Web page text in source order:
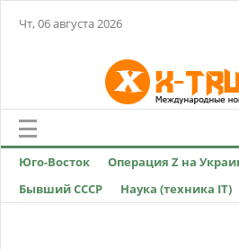
Чт, 06 августа 2026
Юго-Восток Операция Z на
Бывший СССР
Наука (техника IT)